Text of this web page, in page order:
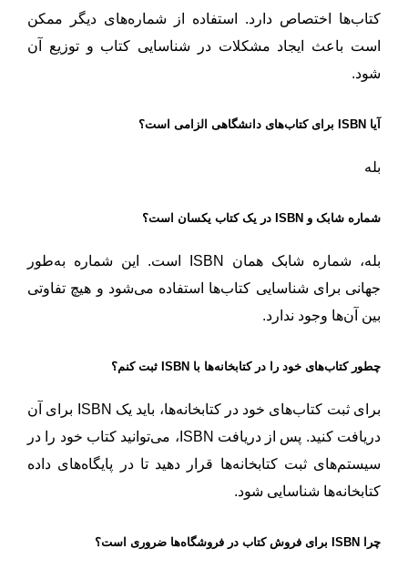
کتاب‌ها اختصاص دارد. استفاده از شماره‌های دیگر ممکن
است باعث ایجاد مشکلات در شناسایی کتاب و توزیع آن
شود.
آیا ISBN برای کتاب‌های دانشگاهی الزامی است؟
بله
شماره شابک و ISBN در یک کتاب یکسان است؟
بله، شماره شابک همان ISBN است. این شماره به‌طور
جهانی برای شناسایی کتاب‌ها استفاده می‌شود و هیچ تفاوتی
بین آن‌ها وجود ندارد.
چطور کتاب‌های خود را در کتابخانه‌ها با ISBN ثبت کنم؟
برای ثبت کتاب‌های خود در کتابخانه‌ها، باید یک ISBN برای آن
دریافت کنید. پس از دریافت ISBN، می‌توانید کتاب خود را در
سیستم‌های ثبت کتابخانه‌ها قرار دهید تا در پایگاه‌های داده
کتابخانه‌ها شناسایی شود.
چرا ISBN برای فروش کتاب در فروشگاه‌ها ضروری است؟